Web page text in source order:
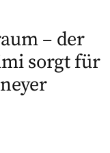
– der
sorgt für